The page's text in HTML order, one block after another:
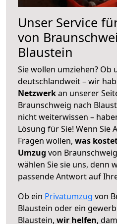
Unser Service
von
Blaustein
Sie wollen umziehen? Ob
deutschlandweit – wir
Netzwerkan unserer
Braunschweig nach
nicht weiterwissen –
Lösung für Sie! Wenn Sie
Fragen wollen, was
Umzug von
wählen Sie sie uns, denn
passende Antwort auf
Ob ein Privatumzug von
Blaustein oder ein
Blaustein, wir helfen,